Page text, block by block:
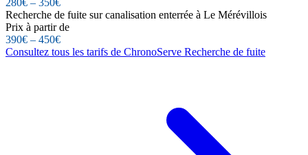
280€ – 350€
Recherche de fuite sur canalisation enterrée à Le Mérévillois
Prix à partir de
390€ – 450€
Consultez tous les tarifs de ChronoServe Recherche de fuite